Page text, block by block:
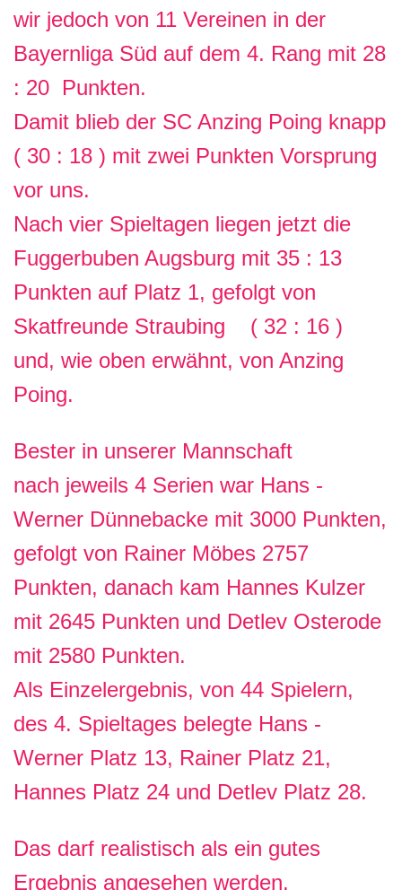
wir jedoch von 11 Vereinen in der
Bayernliga Süd auf dem 4. Rang mit 28
: 20 Punkten.
Damit blieb der SC Anzing Poing knapp
( 30 : 18 ) mit zwei Punkten Vorsprung
vor uns.
Nach vier Spieltagen liegen jetzt die
Fuggerbuben Augsburg mit 35 : 13
Punkten auf Platz 1, gefolgt von
Skatfreunde Straubing ( 32 : 16 )
und, wie oben erwähnt, von Anzing
Poing.
Bester in unserer Mannschaft
nach jeweils 4 Serien war Hans -
Werner Dünnebacke mit 3000 Punkten,
gefolgt von Rainer Möbes 2757
Punkten, danach kam Hannes Kulzer
mit 2645 Punkten und Detlev Osterode
mit 2580 Punkten.
Als Einzelergebnis, von 44 Spielern,
des 4. Spieltages belegte Hans -
Werner Platz 13, Rainer Platz 21,
Hannes Platz 24 und Detlev Platz 28.
Das darf realistisch als ein gutes
Ergebnis angesehen werden.